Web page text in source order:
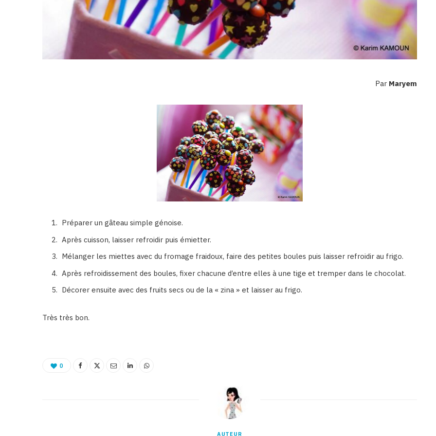
Par Maryem
Préparer un gâteau simple génoise.
Après cuisson, laisser refroidir puis émietter.
Mélanger les miettes avec du fromage fraidoux, faire des petites boules puis laisser refroidir au frigo.
Après refroidissement des boules, fixer chacune d’entre elles à une tige et tremper dans le chocolat.
Décorer ensuite avec des fruits secs ou de la « zina » et laisser au frigo.
Très très bon.
0
AUTEUR